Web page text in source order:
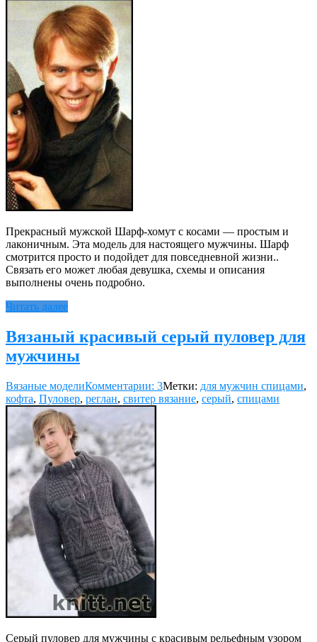
Прекрасный мужской Шарф-хомут с косами — простым и
лаконичным. Эта модель для настоящего мужчины. Шарф
смотрится просто и подойдет для повседневной жизни..
Связать его может любая девушка, схемы и описания
выполнены очень подробно.
Читать далее
Вязаный красивый серый пуловер для
мужчины
Вязаные моделиКомментарии: 3Метки: для мужчин спицами,
кофта, Пуловер, реглан, свитер вязание, серый, спицами
Серый пуловер для мужчины с красивым рельефным узором